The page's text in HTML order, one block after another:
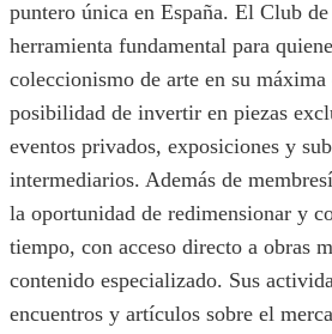
puntero única en España. El Club
herramienta fundamental para
coleccionismo de arte en su
posibilidad de invertir en piezas
eventos privados, exposiciones y
intermediarios. Además de
la oportunidad de redimensionar y
tiempo, con acceso directo a obras
contenido especializado. Sus
encuentros y artículos sobre el